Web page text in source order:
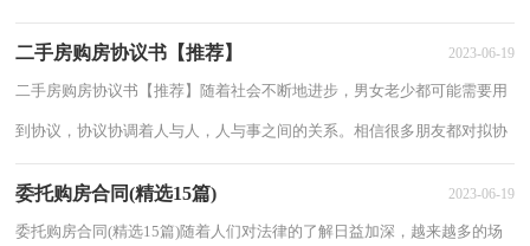
二手房购房协议书【推荐】 2023-06-19
二手房购房协议书【推荐】随着社会不断地进步，男女老少都可能需要用
到协议，协议协调着人与人，人与事之间的关系。相信很多朋友都对拟协
委托购房合同(精选15篇) 2023-06-19
委托购房合同(精选15篇)随着人们对法律的了解日益加深，越来越多的场